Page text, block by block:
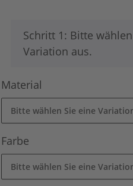
x
Schritt 1: Bitte
Variation aus.
Material
Bitte wählen Sie eine
Farbe
Bitte wählen Sie eine